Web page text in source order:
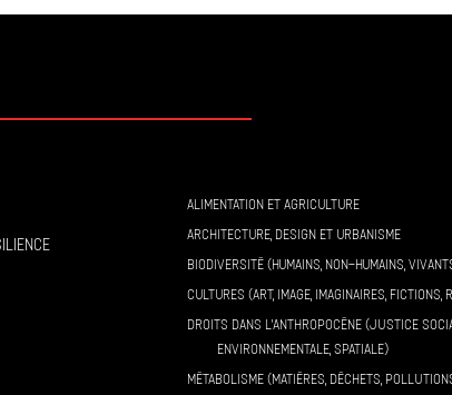
ALIMENTATION ET AGRICULTURE
ARCHITECTURE, DESIGN ET URBANISME
BIODIVERSITÉ (HUMAINS, NON-HUMAINS,
CULTURES (ART, IMAGE, IMAGINAIRES, FICTIONS,
DROITS DANS L’ANTHROPOCÈNE (JUSTICE
ENVIRONNEMENTALE, SPATIALE)
MÉTABOLISME (MATIÈRES, DÉCHETS,